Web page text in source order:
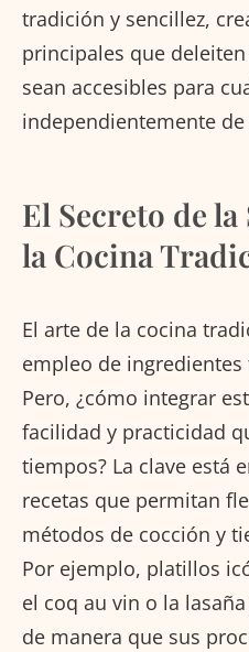
tradición y sencillez,
principales que
sean accesibles para
independientemente
El Secreto de
la Cocina
El arte de la cocina
empleo de
Pero, ¿cómo integrar
facilidad y practicidad
tiempos? La clave está
recetas que permitan
métodos de cocción y
Por ejemplo, platillos
el coq au vin o la
de manera que sus